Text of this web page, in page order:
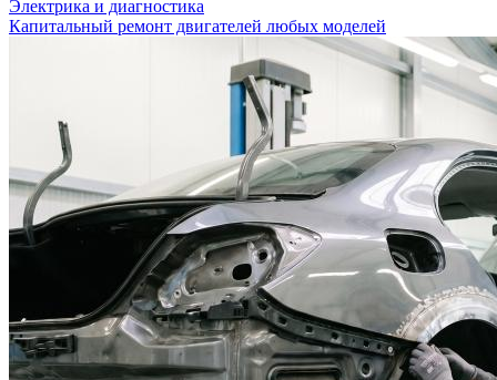
Электрика и диагностика
Капитальный ремонт двигателей любых моделей